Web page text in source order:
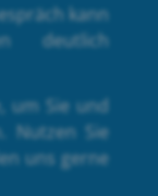
kann
deutlich
um Sie und
Nutzen Sie
uns gerne